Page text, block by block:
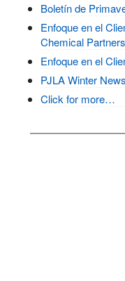
Boletín de
Enfoque en el
Chemical Partners
Enfoque en el
PJLA Winter
Click for more…